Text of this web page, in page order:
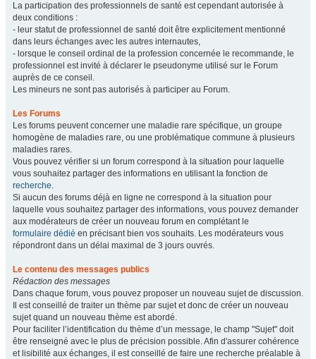
La participation des professionnels de santé est cependant autorisée à
deux conditions :
- leur statut de professionnel de santé doit être explicitement mentionné
dans leurs échanges avec les autres internautes,
- lorsque le conseil ordinal de la profession concernée le recommande, le
professionnel est invité à déclarer le pseudonyme utilisé sur le Forum
auprès de ce conseil.
Les mineurs ne sont pas autorisés à participer au Forum.
Les Forums
Les forums peuvent concerner une maladie rare spécifique, un groupe
homogène de maladies rare, ou une problématique commune à plusieurs
maladies rares.
Vous pouvez vérifier si un forum correspond à la situation pour laquelle
vous souhaitez partager des informations en utilisant la fonction de
recherche.
Si aucun des forums déjà en ligne ne correspond à la situation pour
laquelle vous souhaitez partager des informations, vous pouvez demander
aux modérateurs de créer un nouveau forum en complétant le
formulaire dédié en précisant bien vos souhaits. Les modérateurs vous
répondront dans un délai maximal de 3 jours ouvrés.
Le contenu des messages publics
Rédaction des messages
Dans chaque forum, vous pouvez proposer un nouveau sujet de discussion.
Il est conseillé de traiter un thème par sujet et donc de créer un nouveau
sujet quand un nouveau thème est abordé.
Pour faciliter l’identification du thème d’un message, le champ "Sujet" doit
être renseigné avec le plus de précision possible. Afin d'assurer cohérence
et lisibilité aux échanges, il est conseillé de faire une recherche préalable à